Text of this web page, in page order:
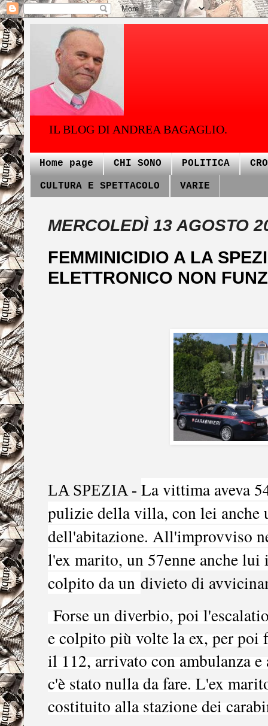
IL BLOG DI ANDREA BAGAGLIO.
Home page CHI SONO POLITICA
CULTURA E SPETTACOLO VARIE
MERCOLEDÌ 13 AGOSTO
FEMMINICIDIO A LA
ELETTRONICO NON
LA SPEZIA - La vittima aveva
pulizie della villa, con lei anche
dell'abitazione. All'improvviso
l'ex marito, un 57enne anche
colpito da un divieto di
Forse un diverbio, poi
e colpito più volte la ex, per poi
il 112, arrivato con ambulanza
c'è stato nulla da fare. L'ex
costituito alla stazione dei